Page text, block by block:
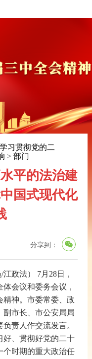
学习贯彻党的二
> 部门
平的法治建
国式现代化
分享到：
政法） 7月28日，
会议和委务会议，
精神。市委常委、政
副市长、市公安局局
责人作交流发言。
好、贯彻好党的二十
个时期的重大政治任